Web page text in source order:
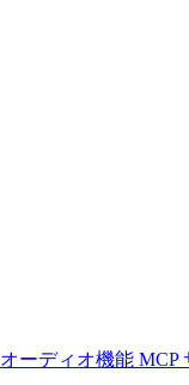
オーディオ機能 MCP